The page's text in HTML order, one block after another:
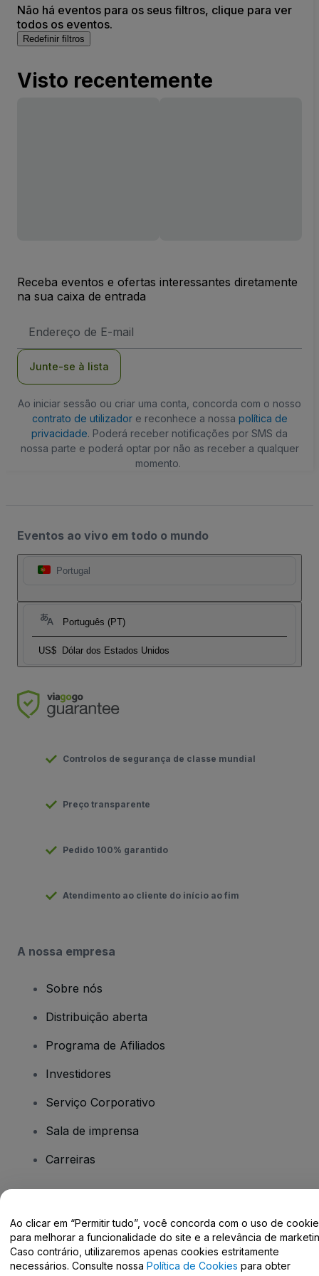
Não há eventos para os seus filtros, clique para ver
todos os eventos.
Redefinir filtros
Visto recentemente
Receba eventos e ofertas interessantes diretamente
na sua caixa de entrada
de
Junte-se à lista
Ao iniciar sessão ou criar uma conta, concorda com o nosso
contrato de utilizadore reconhece a nossa política de
privacidade. Poderá receber notificações por SMS da
nossa parte e poderá optar por não as receber a qualquer
momento.
Eventos ao vivo em todo o mundo
Portugal
Português (PT)
US$ Dólar dos Estados Unidos
Controlos de segurança de classe mundial
Preço transparente
Pedido 100% garantido
Atendimento ao cliente do início ao fim
A nossa empresa
Sobre nós
Distribuição aberta
Programa de Afiliados
Investidores
Serviço Corporativo
Sala de imprensa
Carreiras
Centro de Ajuda / Fale Conosco
Ao clicar em “Permitir tudo”, você concorda com o uso de
para melhorar a funcionalidade do site e a relevância de
Caso contrário, utilizaremos apenas cookies estritamente
necessários. Consulte nossa Política de Cookies para obter